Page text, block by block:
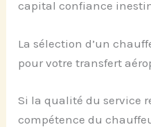
capital confiance
La sélection d’un
pour votre transfert
Si la qualité du service
compétence du